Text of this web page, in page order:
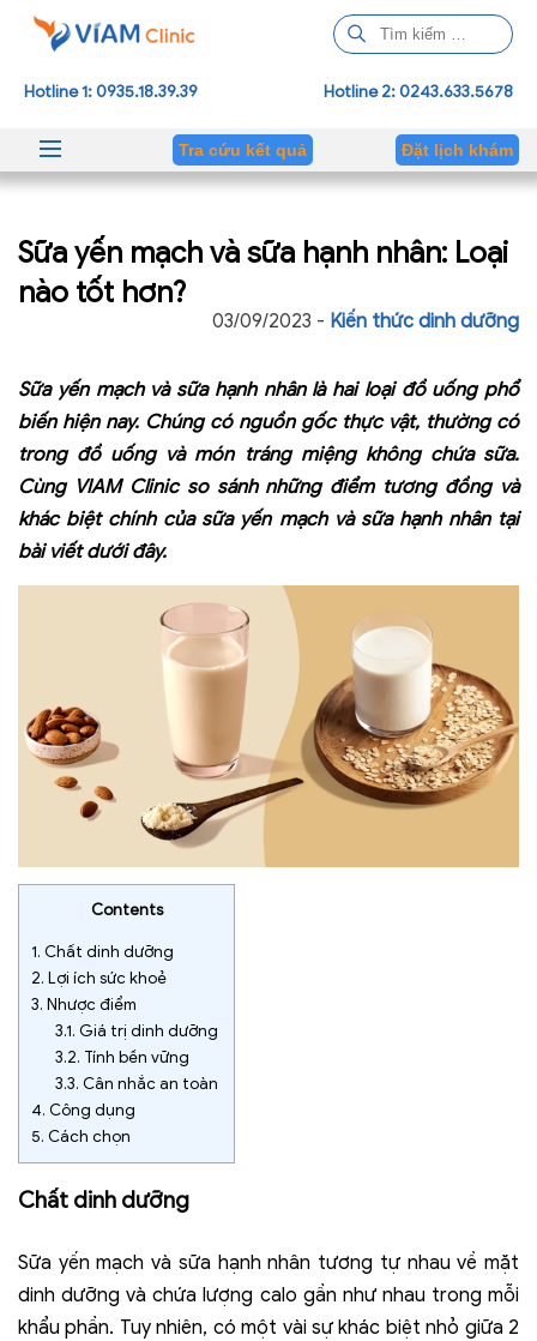
ì
m
h
Hotline 1: 0935.18.39.39 Hotline 2: 0243.633.5678
Tra cứu kết quả Đặt lịch khám
Sữa yến mạch và sữa hạnh nhân: Loại
nào tốt hơn?
03/09/2023 - Kiến thức dinh dưỡng
Sữa yến mạch và sữa hạnh nhân là hai loại đồ uống phổ
biến hiện nay. Chúng có nguồn gốc thực vật, thường có
trong đồ uống và món tráng miệng không chứa sữa.
Cùng VIAM Clinic so sánh những điểm tương đồng và
khác biệt chính của sữa yến mạch và sữa hạnh nhân tại
bài viết dưới đây.
Contents
1. Chất dinh dưỡng
2. Lợi ích sức khoẻ
3. Nhược điểm
3.1. Giá trị dinh dưỡng
3.2. Tính bền vững
3.3. Cân nhắc an toàn
4. Công dụng
5. Cách chọn
Chất dinh dưỡng
Sữa yến mạch và sữa hạnh nhân tương tự nhau về mặt
dinh dưỡng và chứa lượng calo gần như nhau trong mỗi
khẩu phần. Tuy nhiên, có một vài sự khác biệt nhỏ giữa 2